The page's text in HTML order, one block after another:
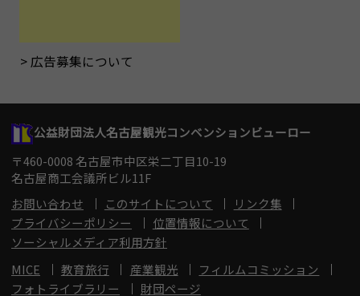
広告募集について
公益財団法人名古屋観光コンベンションビューロー
〒460-0008 名古屋市中区栄二丁目10-19
名古屋商工会議所ビル11F
お問い合わせ
このサイトについて
リンク集
プライバシーポリシー
位置情報について
ソーシャルメディア利用方針
MICE
教育旅行 産業観光
フィルムコミッション
フォトライブラリー
財団ページ